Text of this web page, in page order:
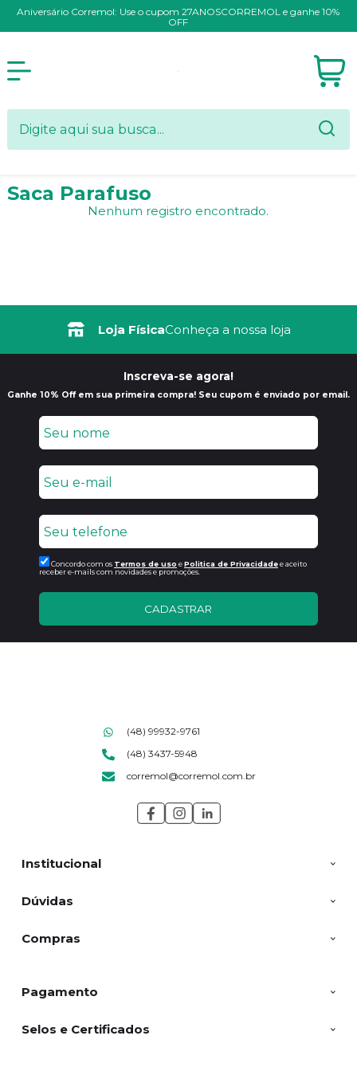
Aniversário Corremol: Use o cupom 27ANOSCORREMOL e ganhe 10%
OFF
Saca Parafuso
Nenhum registro encontrado.
Loja FísicaConheça a nossa loja
Inscreva-se agora!
Ganhe 10% Off em sua primeira compra! Seu cupom é enviado por email.
Concordo com os Termos de uso ePolitica de Privacidadee aceito
receber e-mails com novidades e promoções.
CADASTRAR
Institucional
Dúvidas
Compras
(48) 99932-9761
(48) 3437-5948
corremol@corremol.com.br
Pagamento
Selos e Certificados